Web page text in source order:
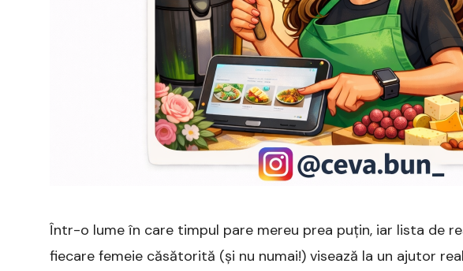
mult
„ceva
bun”
pentru
cei
dragi
Într-o lume în care timpul pare mereu prea puțin, iar lista de
fiecare femeie căsătorită (și nu numai!) visează la un ajutor